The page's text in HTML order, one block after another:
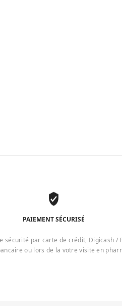
PAIEMENT SÉCURISÉ
sécurité par carte de crédit, Digicash /
ou lors de la votre visite en